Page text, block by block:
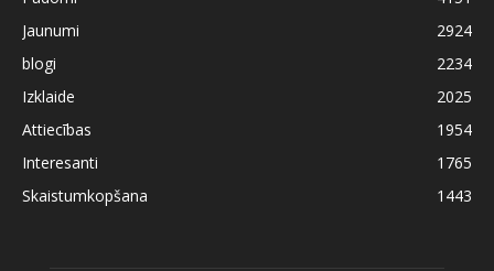
Jaunumi
2924
blogi
2234
Izklaide
2025
Attiecības
1954
Interesanti
1765
Skaistumkopšana
1443